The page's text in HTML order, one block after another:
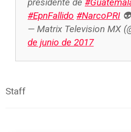
#EpnFallido #NarcoPRI
— Matrix Television MX
de junio de 2017
Staff